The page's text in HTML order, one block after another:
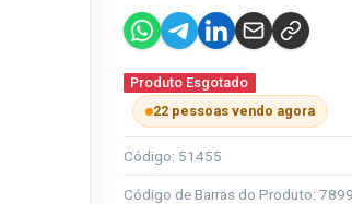
Produto Esgotado
22 pessoas vendo agora
Código: 51455
Código de Barras do Produto: